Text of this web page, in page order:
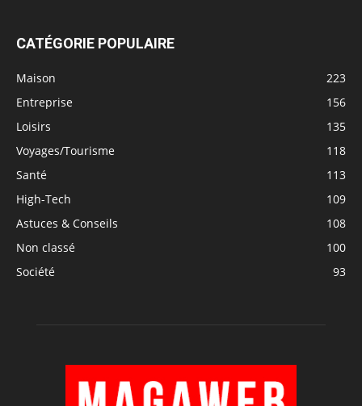
CATÉGORIE POPULAIRE
Maison
223
Entreprise
156
Loisirs
135
Voyages/Tourisme
118
Santé
113
High-Tech
109
Astuces & Conseils
108
Non classé
100
Société
93